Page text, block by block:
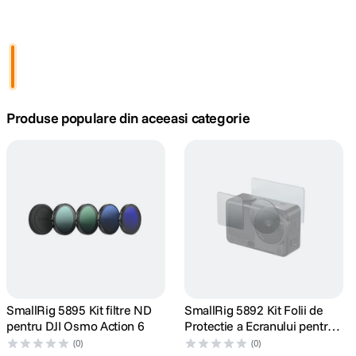
4. peak design
7. card memorie
9. dji osmo
10 . insta 360
Produse populare din aceeasi categorie
SmallRig 5895 Kit filtre ND
pentru DJI Osmo Action 6
(0)
SmallRig 5892 Kit Folii de
Protectie a Ecranului pentru
DJI Osmo Action 6
(0)